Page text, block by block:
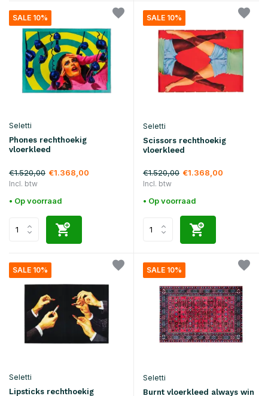
SALE 10%
Seletti
Phones rechthoekig
vloerkleed
€1.520,00 €1.368,00
Incl. btw
• Op voorraad
SALE 10%
Seletti
Scissors rechthoekig
vloerkleed
€1.520,00 €1.368,00
Incl. btw
• Op voorraad
SALE 10%
Seletti
Lipsticks rechthoekig
SALE 10%
Seletti
Burnt vloerkleed always win